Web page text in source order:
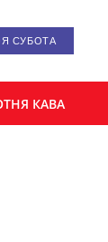
СУБОТА
КАВА